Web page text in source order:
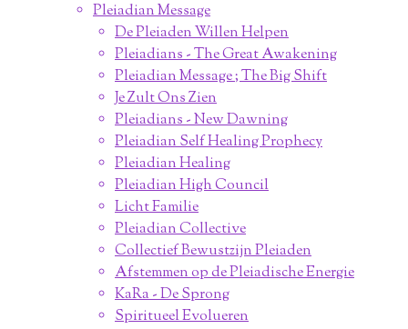
Pleiadian Message
De Pleiaden Willen Helpen
Pleiadians - The Great Awakening
Pleiadian Message ; The Big Shift
Je Zult Ons Zien
Pleiadians - New Dawning
Pleiadian Self Healing Prophecy
Pleiadian Healing
Pleiadian High Council
Licht Familie
Pleiadian Collective
Collectief Bewustzijn Pleiaden
Afstemmen op de Pleiadische Energie
KaRa - De Sprong
Spiritueel Evolueren